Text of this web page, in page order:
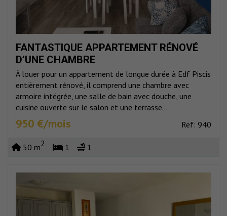
FANTASTIQUE APPARTEMENT RÉNOVÉ
D’UNE CHAMBRE
À louer pour un appartement de longue durée à Edf Piscis
entièrement rénové, il comprend une chambre avec
armoire intégrée, une salle de bain avec douche, une
cuisine ouverte sur le salon et une terrasse...
950 €/mois Ref: 940
50 m2 1 1